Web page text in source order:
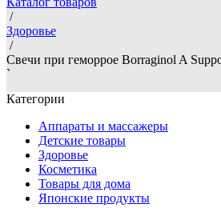
/
Здоровье
/
Свечи при геморрое Borraginol A
`
Категории
Аппараты и массажеры
Детские товары
Здоровье
Косметика
Товары для дома
Японские продукты